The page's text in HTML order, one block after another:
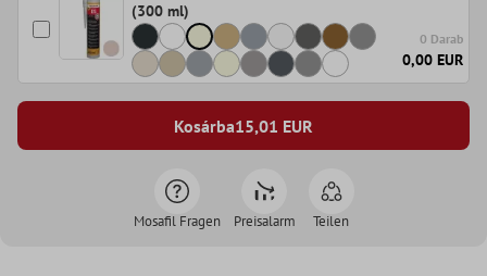
(300 ml)
0 Darab
0,00 EUR
Kosárba15,01 EUR
Mosafil Fragen Preisalarm Teilen